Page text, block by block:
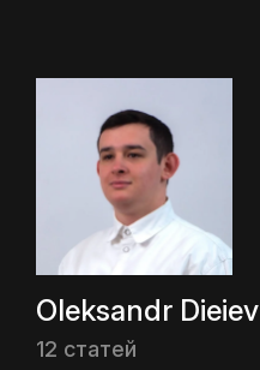
Oleksandr Dieiev
12 статей